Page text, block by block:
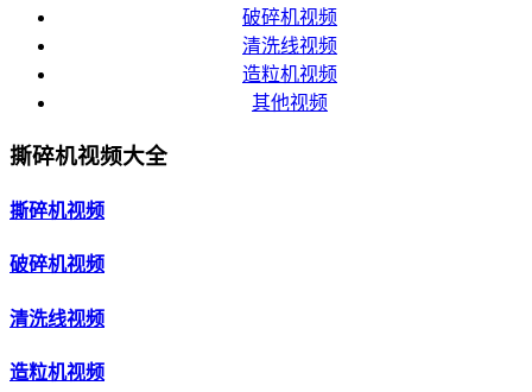
破碎机视频
清洗线视频
造粒机视频
其他视频
撕碎机视频大全
撕碎机视频
破碎机视频
清洗线视频
造粒机视频